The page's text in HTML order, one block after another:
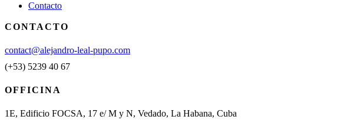
Contacto
CONTACTO
contact@alejandro-leal-pupo.com
(+53) 5239 40 67
OFFICINA
1E, Edificio FOCSA, 17 e/ M y N, Vedado, La Habana, Cuba